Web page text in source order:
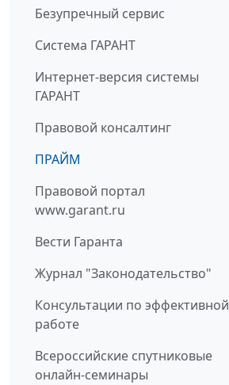
Безупречный сервис
Система ГАРАНТ
Интернет-версия системы
ГАРАНТ
Правовой консалтинг
ПРАЙМ
Правовой портал
www.garant.ru
Вести Гаранта
Журнал "Законодательство"
Консультации по эффективной
работе
Всероссийские спутниковые
онлайн-семинары